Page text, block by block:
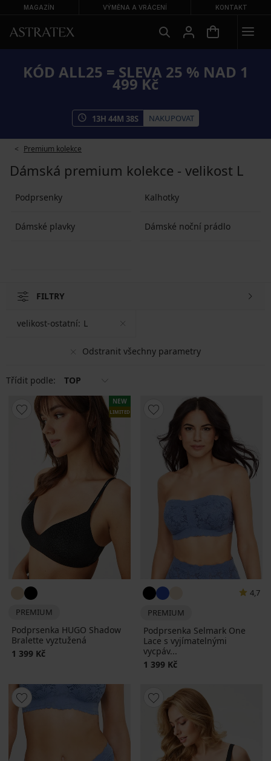
MAGAZÍN VÝMĚNA A VRÁCENÍ KONTAKT
KÓD ALL25 = SLEVA 25 % NAD 1
499 Kč
13H 44M 36S NAKUPOVAT
Premium kolekce
Dámská premium kolekce - velikost L
Podprsenky Kalhotky
Dámské plavky Dámské noční prádlo
FILTRY
Odstranit všechny parametry
velikost-ostatní: L
Třídit podle: TOP
NEW
LIMITED
PREMIUM
Podprsenka HUGO Shadow
Bralette vyztužená
1 399 Kč
4,7
PREMIUM
Podprsenka Selmark One
Lace s vyjímatelnými
vycpáv...
1 399 Kč